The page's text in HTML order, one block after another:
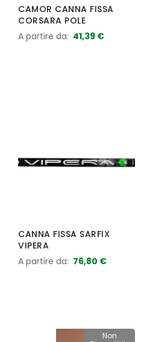
CAMOR CANNA FISSA
CORSARA POLE
A partire da 41,39 €
CANNA FISSA SARFIX
VIPERA
A partire da 76,80 €
Non